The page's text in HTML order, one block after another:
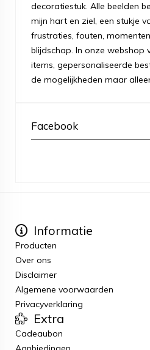
decoratiestuk. Alle beelden
mijn hart en ziel, een stukje
frustraties, fouten,
blijdschap. In onze webshop
items, gepersonaliseerde
de mogelijkheden maar
Facebook
Informatie
Producten
Over ons
Disclaimer
Algemene voorwaarden
Privacyverklaring
Extra
Cadeaubon